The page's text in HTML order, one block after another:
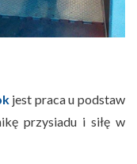
jest praca u podstaw
przysiadu i siłę w